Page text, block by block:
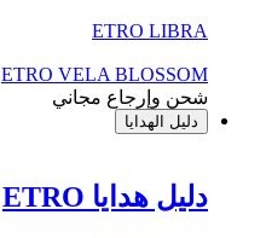
ETRO LIBRA
ETRO VELA BLOSSOM
شحن وإرجاع مجاني
دليل الهدايا
دليل هدايا ETRO